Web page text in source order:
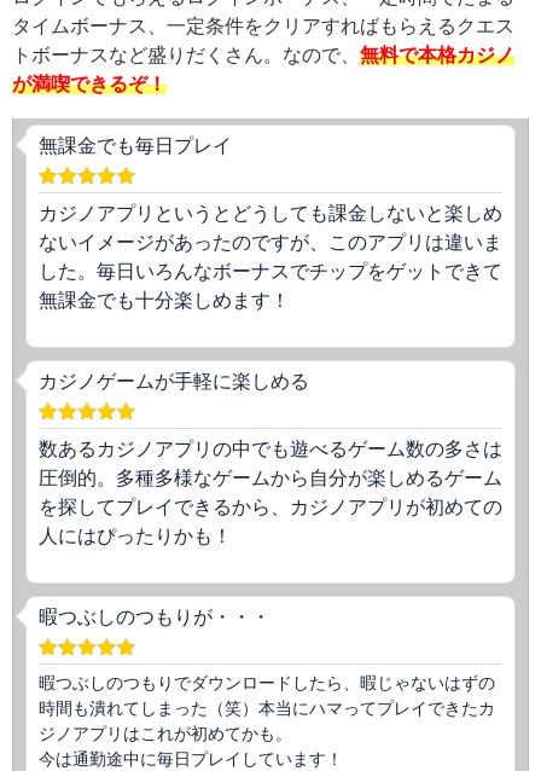
タイムボーナス、一定条件をクリアすればもらえるクエス
トボーナスなど盛りだくさん。なので、 無料で本格カジノ
が満喫できるぞ！
無課金でも毎日プレイ
カジノアプリというとどうしても課金しないと楽しめ
ないイメージがあったのですが、このアプリは違いま
した。毎日いろんなボーナスでチップをゲットできて
無課金でも十分楽しめます！
カジノゲームが手軽に楽しめる
数あるカジノアプリの中でも遊べるゲーム数の多さは
圧倒的。多種多様なゲームから自分が楽しめるゲーム
を探してプレイできるから、カジノアプリが初めての
人にはぴったりかも！
暇つぶしのつもりが・・・
暇つぶしのつもりでダウンロードしたら、暇じゃないはずの
時間も潰れてしまった（笑）本当にハマってプレイできたカ
ジノアプリはこれが初めてかも。
今は通勤途中に毎日プレイしています！